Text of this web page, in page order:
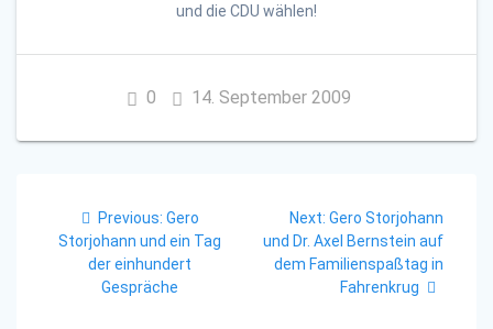
und die CDU wählen!
0 14. September 2009
Previous: Previous
post:
Gero
Storjohann und ein Tag
der einhundert
Gespräche
Next: Next
post:
Gero Storjohann
und Dr. Axel Bernstein auf
dem Familienspaßtag in
Fahrenkrug